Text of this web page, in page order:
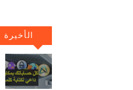
الأخيرة